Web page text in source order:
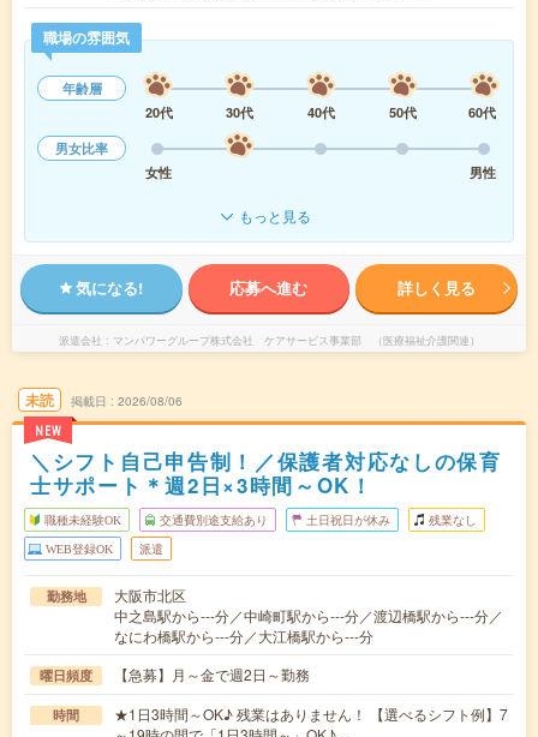
職場の雰囲気
年齢層
20代
30代 40代 50代
60代
男女比率
女性
男性
もっと見る
気になる! 応募へ進む 詳しく見る
派遣会社 マンパワーグループ株式会社 ケアサービス事業部 （医療福祉介護関連）
未読
NEW
掲載日 2026/08/06
＼シフト自己申告制！／保護者対応なしの保育
士サポート＊週2日×3時間～OK！
職種未経験OK 交通費別途支給あり 土日祝日が休み 残業なし
WEB登録OK 派遣
勤務地
大阪市北区
中之島駅から---分／中崎町駅から---分／渡辺橋駅から---分／
なにわ橋駅から---分／大江橋駅から---分
曜日頻度 【急募】月～金で週2日～勤務
時間
★1日3時間～OK♪ 残業はありません！ 【選べるシフト例】7